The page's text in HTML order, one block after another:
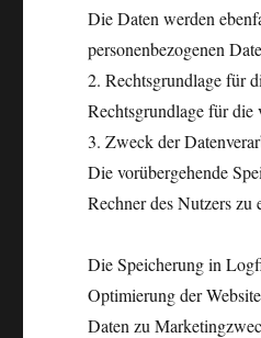
Die Daten werden
personenbezogenen
2. Rechtsgrundlage für
Rechtsgrundlage für
3. Zweck der
Die vorübergehende
Rechner des Nutzers
Die Speicherung in
Optimierung der
Daten zu